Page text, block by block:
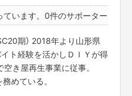
います。0件のサポーターと1件
期） 2018年より山形県
ト経験を活かしＤＩＹが得
き屋再生事業に従事。
めている。